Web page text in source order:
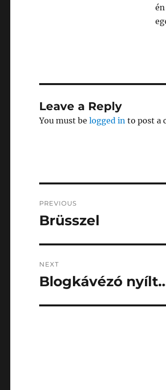
Leave a Reply
You must belogged in to post a
navigation
PREVIOUS
Previous
Brüsszel
NEXT
Next
Blogkávézó